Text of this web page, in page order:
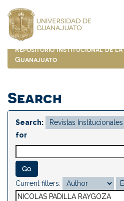
navigation
Repositorio Institucional de la
Guanajuato
Search
Search:
for
Current filters: